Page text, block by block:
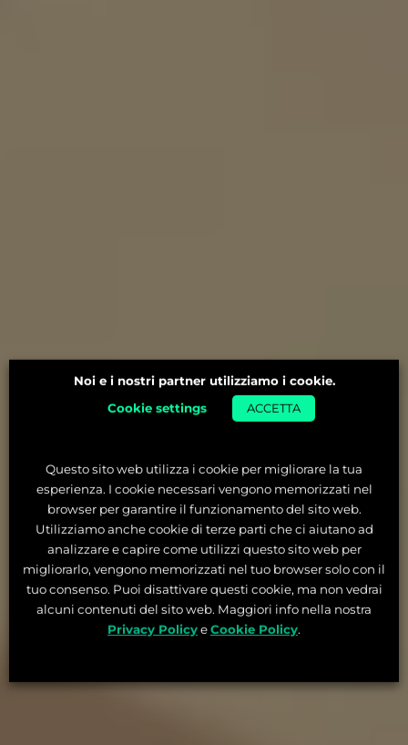
Noi e i nostri partner utilizziamo i cookie.
Cookie settings
ACCETTA
Questo sito web utilizza i cookie per migliorare la tua
esperienza. I cookie necessari vengono memorizzati nel
browser per garantire il funzionamento del sito web.
Utilizziamo anche cookie di terze parti che ci aiutano ad
analizzare e capire come utilizzi questo sito web per
migliorarlo, vengono memorizzati nel tuo browser solo con il
tuo consenso. Puoi disattivare questi cookie, ma non vedrai
alcuni contenuti del sito web. Maggiori info nella nostra
Privacy PolicyeCookie Policy.